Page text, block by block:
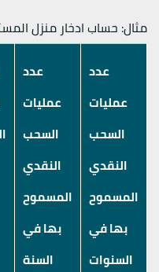
مثال: حساب ادخار منزل
عدد
عمليات
السحب
النقدي
المسموح
بها في
السنوات
عدد
عمليات
السحب
النقدي
المسموح
بها في
السنة